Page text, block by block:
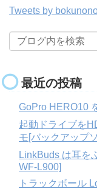
Tweets by
最近の投稿
GoPro HERO10
起動ドライブを
モ[バックアップ
LinkBuds は耳を
WF-L900]
トラックボール